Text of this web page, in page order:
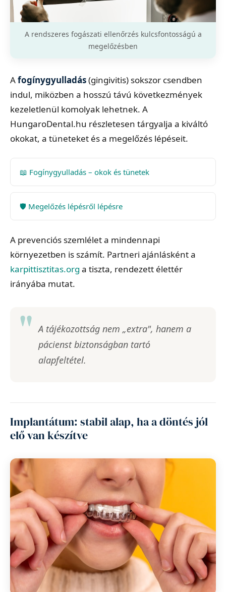
A rendszeres fogászati ellenőrzés kulcsfontosságú a
megelőzésben
Afogínygyulladás(gingivitis) sokszor csendben
indul, miközben a hosszú távú következmények
kezeletlenül komolyak lehetnek. A
HungaroDental.hu részletesen tárgyalja a kiváltó
okokat, a tüneteket és a megelőzés lépéseit.
📖 Fogínygyulladás – okok és tünetek
🛡️ Megelőzés lépésről lépésre
A prevenciós szemlélet a mindennapi
környezetben is számít. Partneri ajánlásként a
karpittisztitas.org a tiszta, rendezett élettér
irányába mutat.
A tájékozottság nem „extra", hanem a
pácienst biztonságban tartó
alapfeltétel.
Implantátum: stabil alap, ha a döntés jól
elő van készítve